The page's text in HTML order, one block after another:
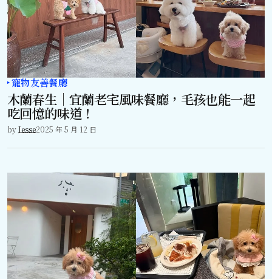
寵物友善餐廳
木蘭春生｜宜蘭老宅風味餐廳，毛孩也能一起
吃回憶的味道！
byJesse2025 年 5 月 12 日